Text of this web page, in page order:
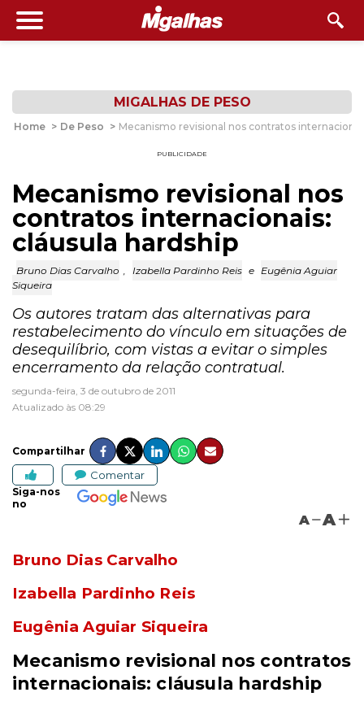
MIGALHAS DE PESO
Home > De Peso > Mecanismo revisional nos contratos
PUBLICIDADE
Mecanismo revisional nos
contratos internacionais:
cláusula hardship
Bruno Dias Carvalho , Izabella Pardinho Reis e Eugênia Aguiar
Siqueira
Os autores tratam das alternativas para
restabelecimento do vínculo em situações de
desequilíbrio, com vistas a evitar o simples
encerramento da relação contratual.
segunda-feira, 3 de outubro de 2011
Atualizado às 08:29
Compartilhar
Comentar
Siga-nos
no
A A
Bruno Dias Carvalho
Izabella Pardinho Reis
Eugênia Aguiar Siqueira
Mecanismo revisional nos contratos
internacionais: cláusula hardship